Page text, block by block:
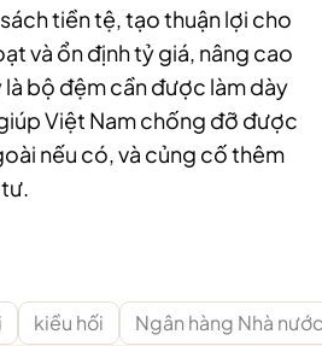
tiền tệ, tạo thuận lợi cho
và ổn định tỷ giá, nâng cao
bộ đệm cần được làm dày
Việt Nam chống đỡ được
nếu có, và củng cố thêm
kiều hối Ngân hàng Nhà